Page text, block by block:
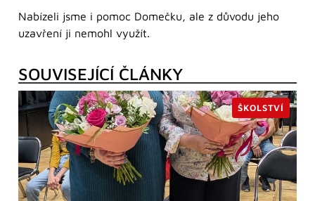
Nabízeli jsme i pomoc Domečku, ale z důvodu jeho
uzavření ji nemohl využít.
SOUVISEJÍCÍ ČLÁNKY
ŠKOLSTVÍ